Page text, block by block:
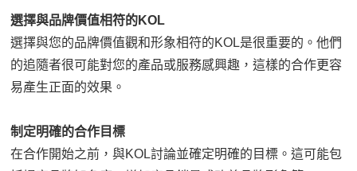
選擇與品牌價值相符的KOL
選擇與您的品牌價值觀和形象相符的KOL是很重要的。他們
的追隨者很可能對您的產品或服務感興趣，這樣的合作更容
易產生正面的效果。
制定明確的合作目標
在合作開始之前，與KOL討論並確定明確的目標。這可能包